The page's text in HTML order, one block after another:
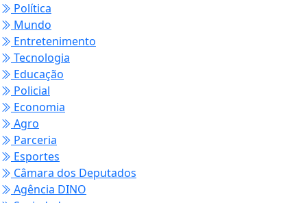
Política
Mundo
Entretenimento
Tecnologia
Educação
Policial
Economia
Agro
Parceria
Esportes
Câmara dos Deputados
Agência DINO